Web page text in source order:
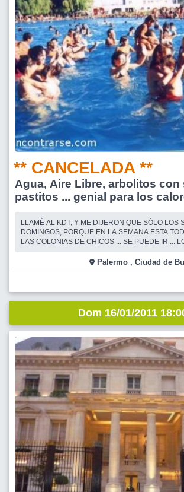
** CANCELADA **
Agua, Aire Libre, arbolitos con
pastitos ... genial para los
LLAMÉ AL KDT, Y ME DIJERON QUE SÓLO LOS
DOMINGOS, PORQUE EN LA SEMANA ESTA
LAS COLONIAS DE CHICOS ... SE PUEDE IR ... LOS PRECIOS, SON
LA ENTRADA AL PREDIO AUNQUE NO VAYA A LA
PILETA SALE $ 10.- POR TODO EL DÍA , Y EL
Palermo , Ciudad
Dom 16/01/2011